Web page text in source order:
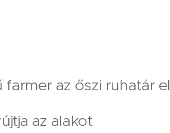
az őszi ruhatár
az alakot